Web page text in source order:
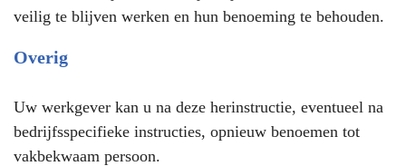
veilig te blijven werken en hun benoeming te behouden.
Overig
Uw werkgever kan u na deze herinstructie, eventueel na
bedrijfsspecifieke instructies, opnieuw benoemen tot
vakbekwaam persoon.